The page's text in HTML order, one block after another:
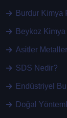
Burdur Kimya
Beykoz Kimya
Asitler Metalleri
SDS Nedir?
Endüstriyel
Doğal